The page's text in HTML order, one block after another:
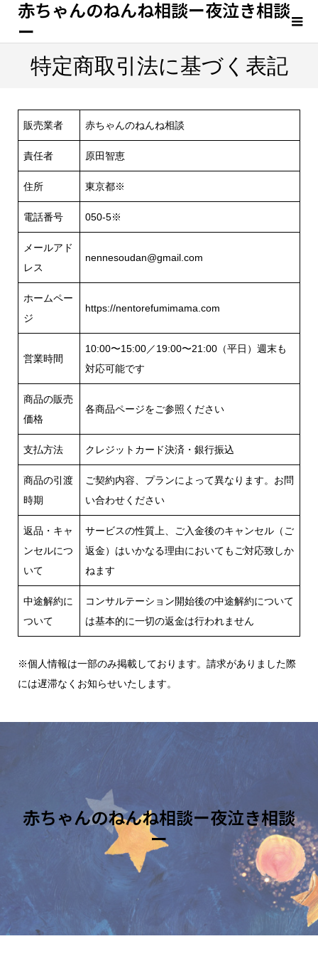
赤ちゃんのねんね相談ー夜泣き相談
ー
特定商取引法に基づく表記
販売業者 赤ちゃんのねんね相談
責任者 原田智恵
住所 東京都※
電話番号 050-5※
メールアド
レス
nennesoudan@gmail.com
ホームペー
ジ
https://nentorefumimama.com
営業時間
10:00〜15:00／19:00〜21:00（平日）週末も
対応可能です
商品の販売
価格
各商品ページをご参照ください
支払方法 クレジットカード決済・銀行振込
商品の引渡
時期
ご契約内容、プランによって異なります。お問
い合わせください
返品・キャ
ンセルにつ
いて
サービスの性質上、ご入金後のキャンセル（ご
返金）はいかなる理由においてもご対応致しか
ねます
中途解約に
ついて
コンサルテーション開始後の中途解約について
は基本的に一切の返金は行われません
※個人情報は一部のみ掲載しております。請求がありました際
には遅滞なくお知らせいたします。
赤ちゃんのねんね相談ー夜泣き相談
ー